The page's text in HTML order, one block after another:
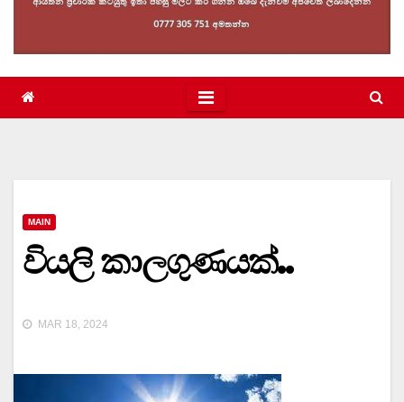
MAIN
වියලි කාලගුණයක්..
MAR 18, 2024